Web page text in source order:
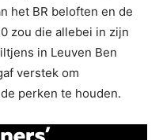
het BR beloften en de
zou die allebei in zijn
in Leuven Ben
verstek om
perken te houden.